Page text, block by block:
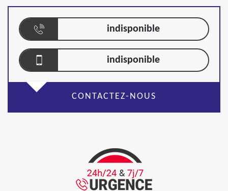
indisponible
indisponible
CONTACTEZ-NOUS